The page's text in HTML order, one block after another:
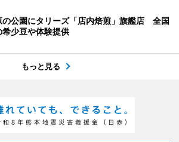
の公園にタリーズ「店内焙煎」旗艦店 全国
希少豆や体験提供
もっと見る